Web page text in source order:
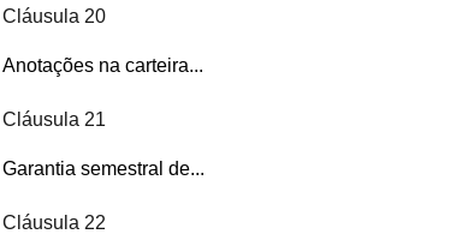
Cláusula 20
Anotações na carteira...
Cláusula 21
Garantia semestral de...
Cláusula 22